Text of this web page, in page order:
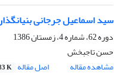
سید اسماعیل جرجانی
دوره 62، شماره 4، زمستان 1386
حسن تاجبخش
مشاهده مقاله
اصل مقاله K